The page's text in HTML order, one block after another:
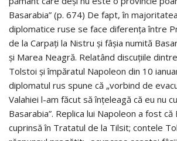
Basarabia” (p. 674) De fapt, în
diplomatice ruse se face diferența între
de la Carpați la Nistru și fâșia numită
și Marea Neagră. Relatând discuțiile
Tolstoi și împăratul Napoleon din 10
diplomatul rus spune că „vorbind de
Valahiei l-am făcut să înțeleagă că eu nu
Basarabia”. Replica lui Napoleon a fost
cuprinsă în Tratatul de la Tilsit; contele